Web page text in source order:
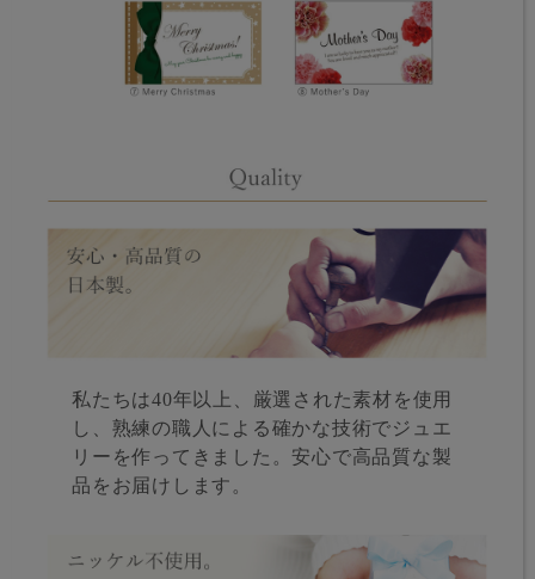
私たちは40年以上、厳選された素材を使用
し、熟練の職人による確かな技術でジュエ
リーを作ってきました。安心で高品質な製
品をお届けします。